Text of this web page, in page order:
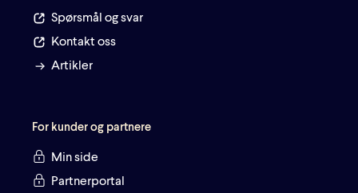
Spørsmål og svar
Kontakt oss
Artikler
For kunder og partnere
Min side
Partnerportal